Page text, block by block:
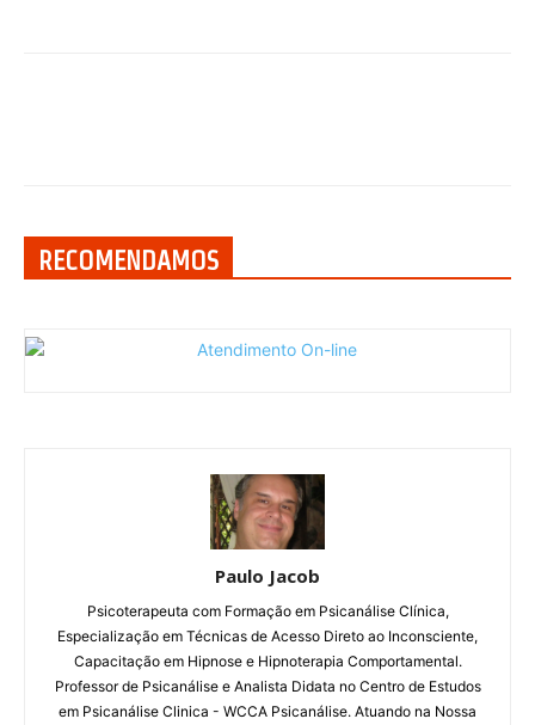
RECOMENDAMOS
Paulo Jacob
Psicoterapeuta com Formação em Psicanálise Clínica,
Especialização em Técnicas de Acesso Direto ao Inconsciente,
Capacitação em Hipnose e Hipnoterapia Comportamental.
Professor de Psicanálise e Analista Didata no Centro de Estudos
em Psicanálise Clinica - WCCA Psicanálise. Atuando na Nossa